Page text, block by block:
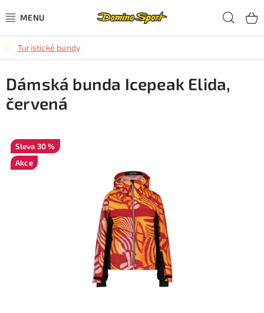
na
CYKLISTIKA
SJEZDOVÉ LYŽOVÁNÍ
SKIALPOVÉ LYŽOVÁNÍ
BĚŽECKÉ LYŽOVÁNÍ
OBLEČENÍ A OBUV
Turistické bundy
Dámská bunda Icepeak Elida,
červená
30 %
Akce